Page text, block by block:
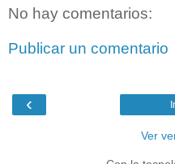
No hay comentarios:
Publicar un comentario
‹
Ver